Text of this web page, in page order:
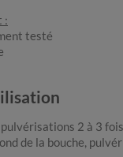
:
testé
2 à 3
de la bouche,